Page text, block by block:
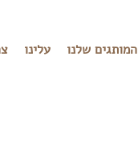
עלינו המותגים שלנו